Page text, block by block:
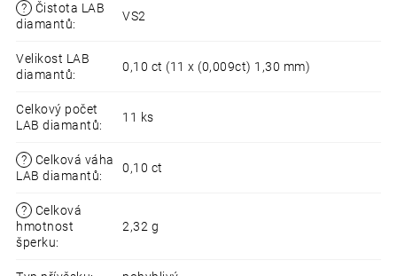
?
Čistota LAB
diamantů:
VS2
Velikost LAB
diamantů:
0,10 ct (11 x (0,009ct) 1,30 mm)
Celkový počet
LAB diamantů:
11 ks
?
Celková váha
LAB diamantů:
0,10 ct
?
Celková
hmotnost
šperku:
2,32 g